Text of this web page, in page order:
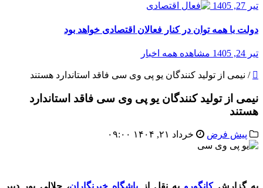
تیر 27, 1405
دولت با همه توان در کنار فعالان اقتصادی خواهد بود
تیر 24, 1405 مشاهده همه اخبار
/ نیمی از تولید کنندگان یو پی‌ وی سی فاقد استاندارد هستند
نیمی از تولید کنندگان یو پی‌ وی سی فاقد استاندارد
هستند
پیش فرض خرداد ۲۱, ۱۴۰۴ ۰۹:۰۰